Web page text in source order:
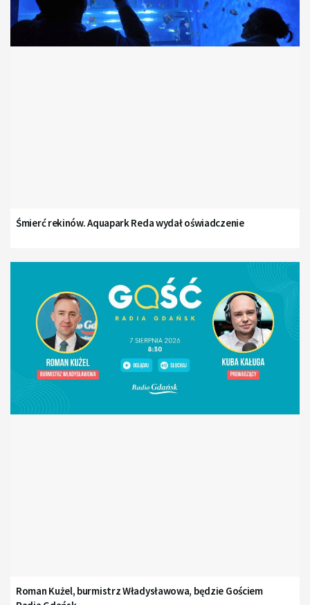
Śmierć rekinów. Aquapark Reda wydał oświadczenie
Roman Kużel, burmistrz Władysławowa, będzie Gościem